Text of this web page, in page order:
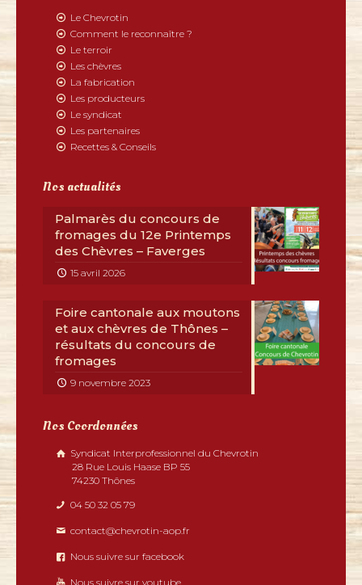
Le Chevrotin
Comment le reconnaître ?
Le terroir
Les chèvres
La fabrication
Les producteurs
Le syndicat
Les partenaires
Recettes & Conseils
Nos actualités
Palmarès du concours de
fromages du 12e Printemps
des Chèvres – Faverges
15 avril 2026
Foire cantonale aux moutons
et aux chèvres de Thônes –
résultats du concours de
fromages
9 novembre 2023
Nos Coordonnées
Syndicat Interprofessionnel du Chevrotin
28 Rue Louis Haase BP 55
74230 Thônes
04 50 32 05 79
contact@chevrotin-aop.fr
Nous suivre sur facebook
Nous suivre sur youtube